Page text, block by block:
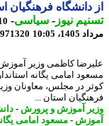
فرهنگیان
نیوز-سیاسی-
10:05
81971320
کاظمی وزیر آموزش و
امامی یگانه استاندار
در مجلس، معاونان وزیر
استان ...
آموزش و پرورش-
-مسعود امامی یگانه-